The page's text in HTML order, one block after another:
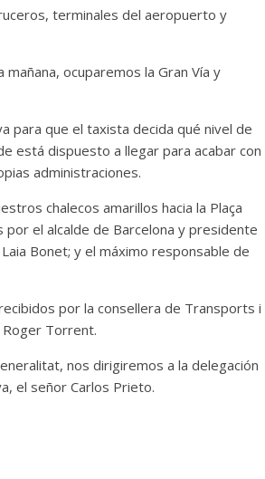
terminales del aeropuerto y
ocuparemos la Gran Vía y
para que el taxista decida qué nivel de
está dispuesto a llegar para acabar con
administraciones.
chalecos amarillos hacia la Plaça
por el alcalde de Barcelona y presidente
Bonet; y el máximo responsable de
por la consellera de Transports i
Torrent.
nos dirigiremos a la delegación
el señor Carlos Prieto.